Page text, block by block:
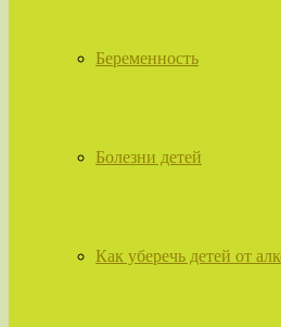
Беременность
Болезни детей
Как уберечь детей от